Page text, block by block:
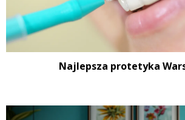
Najlepsza protetyka